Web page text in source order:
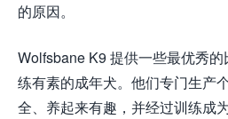
的原因。
Wolfsbane K9 提供一些最优秀
练有素的成年犬。他们专门生产
全、养起来有趣，并经过训练成为